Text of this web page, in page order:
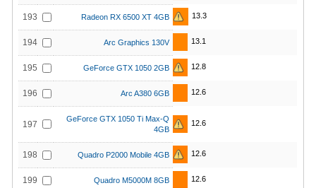
193 Radeon RX 6500 XT 4GB 13.3
194 Arc Graphics 130V 13.1
195 GeForce GTX 1050 2GB 12.8
196 Arc A380 6GB 12.6
197
GeForce GTX 1050 Ti Max-Q
4GB
12.6
198 Quadro P2000 Mobile 4GB 12.6
199 Quadro M5000M 8GB 12.6